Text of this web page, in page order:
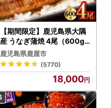
【期間限定】鹿児島県大隅
産 うなぎ蒲焼 4尾（600g
） KN007-004-04-cp18
うなぎ 鰻 魚 惣菜 総菜
鹿児島県鹿屋市
(5770)
18,000